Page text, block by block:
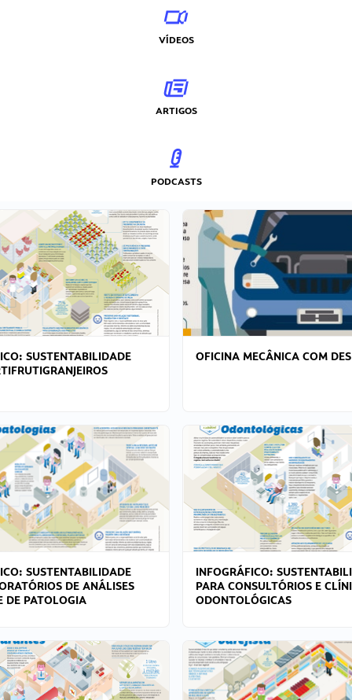
VÍDEOS
ARTIGOS
PODCASTS
SUSTENTABILIDADE
OFICINA MECÂNICA COM
SUSTENTABILIDADE
DE ANÁLISES
DE PATOLOGIA
INFOGRÁFICO:
PARA CONSULTÓRIOS E
ODONTOLÓGICAS